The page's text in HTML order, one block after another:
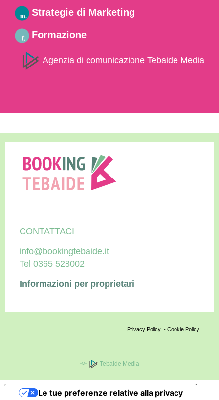
Strategie di Marketing
Formazione
Agenzia di comunicazione Tebaide Media
CONTATTACI
info@bookingtebaide.it
Tel 0365 528002
Informazioni per proprietari
Privacy Policy - Cookie Policy
Tebaide Media
Le tue preferenze relative alla privacy